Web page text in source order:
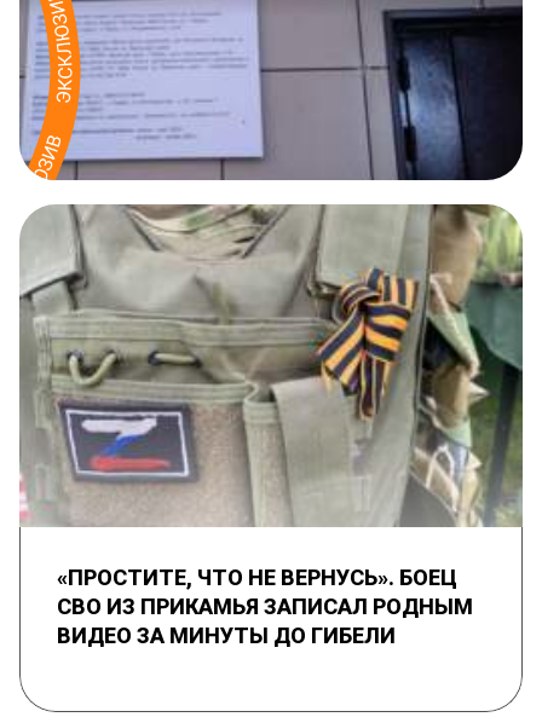
«ПРОСТИТЕ, ЧТО НЕ ВЕРНУСЬ». БОЕЦ
СВО ИЗ ПРИКАМЬЯ ЗАПИСАЛ РОДНЫМ
ВИДЕО ЗА МИНУТЫ ДО ГИБЕЛИ